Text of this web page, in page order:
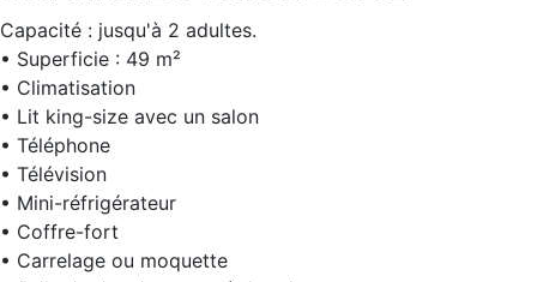
Capacité : jusqu'à 2 adultes.
• Superficie : 49 m²
• Climatisation
• Lit king-size avec un salon
• Téléphone
• Télévision
• Mini-réfrigérateur
• Coffre-fort
• Carrelage ou moquette